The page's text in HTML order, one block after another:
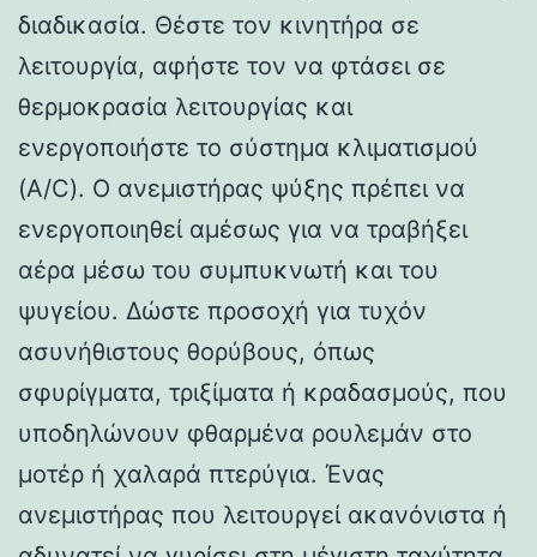
διαδικασία. Θέστε τον κινητήρα σε
λειτουργία, αφήστε τον να φτάσει σε
θερμοκρασία λειτουργίας και
ενεργοποιήστε το σύστημα κλιματισμού
(A/C). Ο ανεμιστήρας ψύξης πρέπει να
ενεργοποιηθεί αμέσως για να τραβήξει
αέρα μέσω του συμπυκνωτή και του
ψυγείου. Δώστε προσοχή για τυχόν
ασυνήθιστους θορύβους, όπως
σφυρίγματα, τριξίματα ή κραδασμούς, που
υποδηλώνουν φθαρμένα ρουλεμάν στο
μοτέρ ή χαλαρά πτερύγια. Ένας
ανεμιστήρας που λειτουργεί ακανόνιστα ή